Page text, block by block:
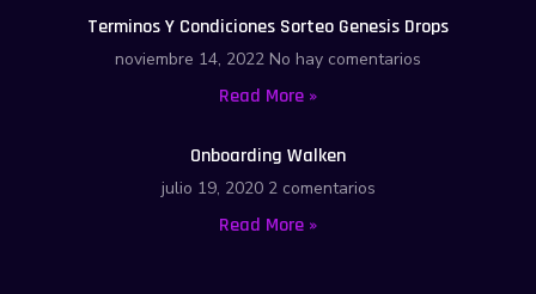
Terminos Y Condiciones Sorteo Genesis Drops
noviembre 14, 2022 No hay comentarios
Read More »
Onboarding Walken
julio 19, 2020 2 comentarios
Read More »